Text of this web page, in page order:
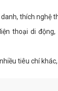
thích nghệ
thoại di
tiêu chí